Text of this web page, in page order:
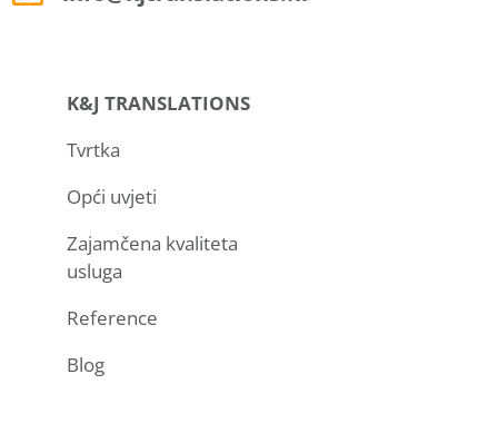
K&J TRANSLATIONS
Tvrtka
Opći uvjeti
Zajamčena kvaliteta
usluga
Reference
Blog